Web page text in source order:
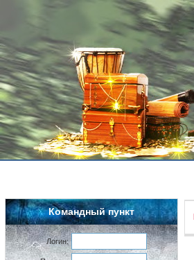
Командный пункт
Логин: